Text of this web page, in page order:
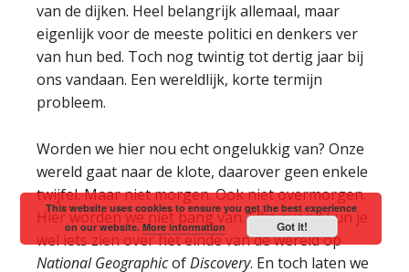
van de dijken. Heel belangrijk allemaal, maar
eigenlijk voor de meeste politici en denkers ver
van hun bed. Toch nog twintig tot dertig jaar bij
ons vandaan. Een wereldlijk, korte termijn
probleem.
Worden we hier nou echt ongelukkig van? Onze
wereld gaat naar de klote, daarover geen enkele
twijfel. Maar niet morgen. Ook niet overmorgen.
Hier worden we niet bang van. Elke avond kun je
wel iets zien over het einde van de wereld op
National GeographicofDiscovery. En toch laten we
This website uses cookies to ensure you get the best experience
on our website.More information Got it!